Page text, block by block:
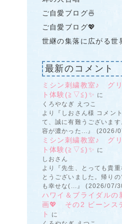
ご自愛ブログ🍜
ご自愛ブログ💖
世継の集落に広がる世
最新のコメント
ミシン刺繍教室♪ グ
ト体験(≧▽≦)✨ に
くろやなぎ えつこ
より『しおさん様 コメン
て、誠に有難うございま
容が濃かった...』 (2026/
ミシン刺繍教室♪ グ
ト体験(≧▽≦)✨ に
しおさん
より『先生、とっても貴
とうございました。帰り
も幸せな(...』 (2026/07/
ハワイ＆ブライダルの
画💖 その2 ビーンス
ト
に